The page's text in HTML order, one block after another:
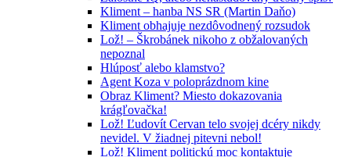
Kliment – hanba NS SR (Martin Daňo)
Kliment obhajuje nezdôvodnený rozsudok
Lož! – Škrobánek nikoho z obžalovaných
nepoznal
Hlúposť alebo klamstvo?
Agent Koza v poloprázdnom kine
Obraz Kliment? Miesto dokazovania
krágľovačka!
Lož! Ľudovít Cervan telo svojej dcéry nikdy
nevidel. V žiadnej pitevni nebol!
Lož! Kliment politickú moc kontaktuje